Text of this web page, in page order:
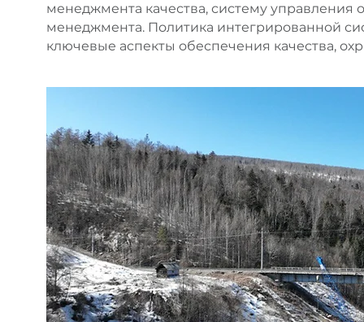
менеджмента качества, систему управления
менеджмента. Политика интегрированной
ключевые аспекты обеспечения качества,